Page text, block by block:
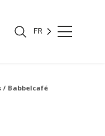
FR
/ Babbelcafé